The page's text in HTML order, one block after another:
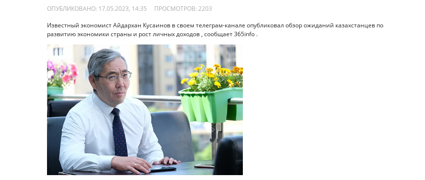
ОПУБЛИКОВАНО: 17.05.2023, 14:35 ПРОСМОТРОВ: 2203
Известный экономист Айдархан Кусаинов в своем телеграм-канале опубликовал обзор ожиданий казахстанцев по
развитию экономики страны и рост личных доходов , сообщает 365info .